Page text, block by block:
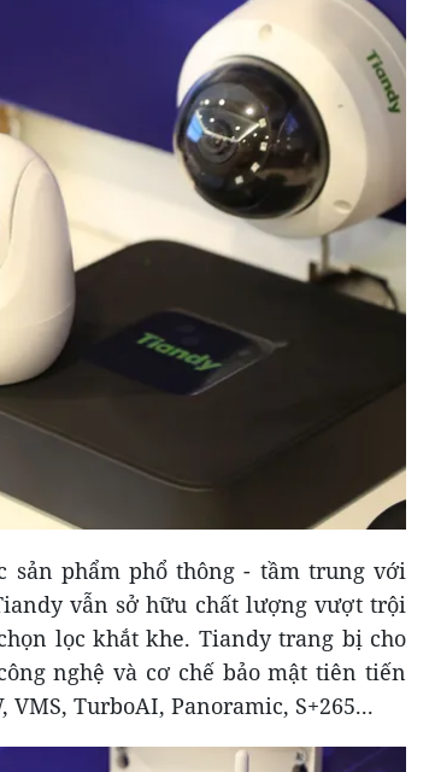
phẩm phổ thông - tầm trung với
vẫn sở hữu chất lượng vượt trội
lọc khắt khe. Tiandy trang bị cho
nghệ và cơ chế bảo mật tiên tiến
TurboAI, Panoramic, S+265...